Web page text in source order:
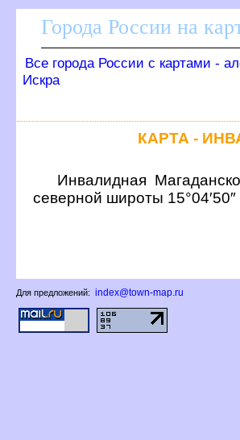
Города России на
се города России с картами -
Искра
КАРТА -
Инвалидная
северной широты
Для предложений: index@town-map.ru